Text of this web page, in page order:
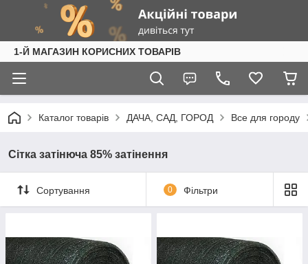
1-Й МАГАЗИН КОРИСНИХ ТОВАРІВ
Каталог товарів ДАЧА, САД, ГОРОД Все для городу
Сітка затінюча 85% затінення
Сортування 0 Фільтри